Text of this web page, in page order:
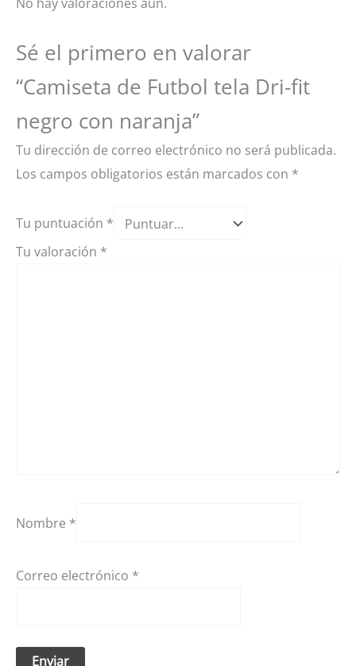
Sé el primero en valorar
“Camiseta de Futbol tela Dri-fit
negro con naranja”
Tu dirección de correo electrónico no será publicada.
Los campos obligatorios están marcados con *
Tu puntuación *
Tu valoración *
Nombre *
Correo electrónico *